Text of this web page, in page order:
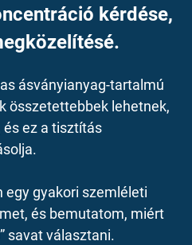
kérdése,
ásványianyag-tartalmú
összetettebbek lehetnek,
ez a tisztítás
egy gyakori szemléleti
és bemutatom, miért
savat választani.